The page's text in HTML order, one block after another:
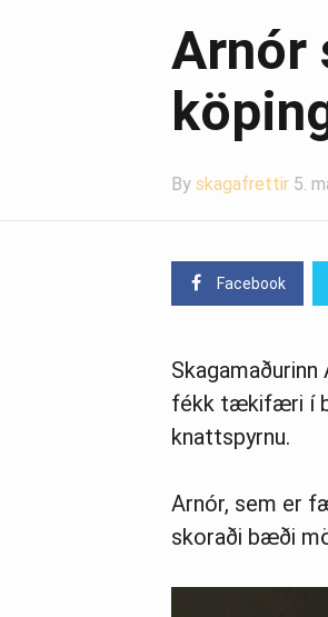
Arnór
By skagafrettir 5.
Facebook
fékk tækifæri í
knattspyrnu.
Arnór, sem er
skoraði bæði